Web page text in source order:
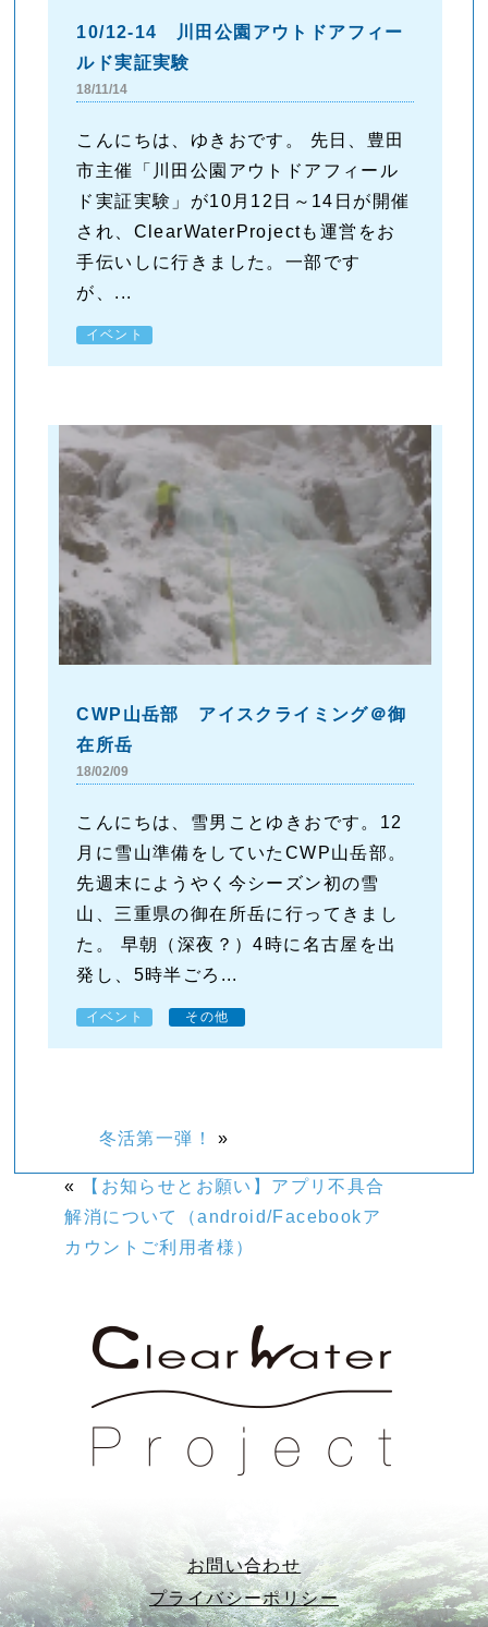
10/12-14 川田公園アウトドアフィー
ルド実証実験
18/11/14
こんにちは、ゆきおです。 先日、豊田
市主催「川田公園アウトドアフィール
ド実証実験」が10月12日～14日が開催
され、ClearWaterProjectも運営をお
手伝いしに行きました。一部です
が、...
イベント
CWP山岳部 アイスクライミング＠御
在所岳
18/02/09
こんにちは、雪男ことゆきおです。12
月に雪山準備をしていたCWP山岳部。
先週末にようやく今シーズン初の雪
山、三重県の御在所岳に行ってきまし
た。 早朝（深夜？）4時に名古屋を出
発し、5時半ごろ...
イベント その他
冬活第一弾！ »
«
【お知らせとお願い】アプリ不具合
解消について（android/Facebookア
カウントご利用者様）
お問い合わせ
プライバシーポリシー